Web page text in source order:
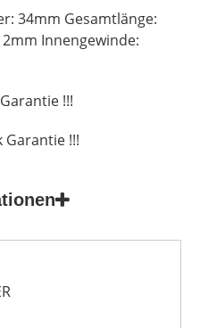
34mm Gesamtlänge:
Innengewinde:
!!!
Garantie !!!